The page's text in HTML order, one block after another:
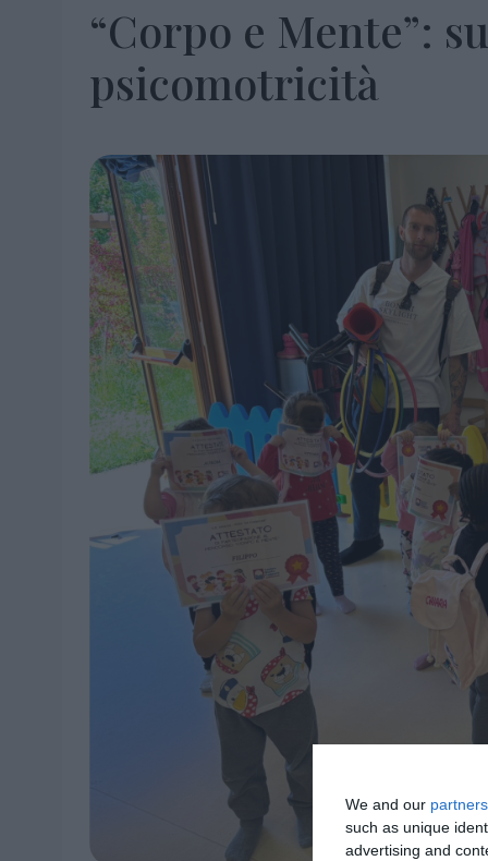
We and our partners
such as unique
advertising and
“Corpo e Mente”:
psicomotricità